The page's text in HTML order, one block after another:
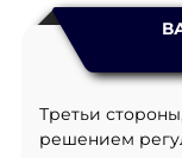
Третьи
решением